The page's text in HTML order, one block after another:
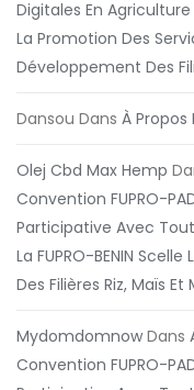
Digitales En
La Promotion Des
Développement Des
Dansou Dans À Propos
Olej Cbd Max Hemp
Convention FUPRO-
Participative Avec
La FUPRO-BENIN
Des Filières Riz, Maïs Et
Mydomdomnow Dans
Convention FUPRO-